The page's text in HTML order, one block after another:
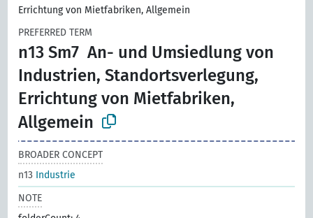
Errichtung von Mietfabriken, Allgemein
PREFERRED TERM
n13 Sm7 An- und Umsiedlung von
Industrien, Standortsverlegung,
Errichtung von Mietfabriken,
Allgemein
BROADER CONCEPT
n13 Industrie
NOTE